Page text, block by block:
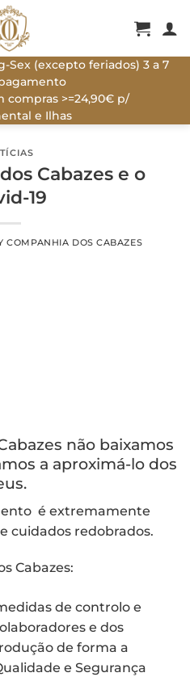
Sex (excepto feriados) 3 a 7
compras >=24,90€ p/
e Ilhas
Cabazes e o
19
COMPANHIA DOS CABAZES
não baixamos
a aproximá-lo dos
é extremamente
cuidados redobrados.
Cabazes:
de controlo e
e dos
de forma a
e Segurança